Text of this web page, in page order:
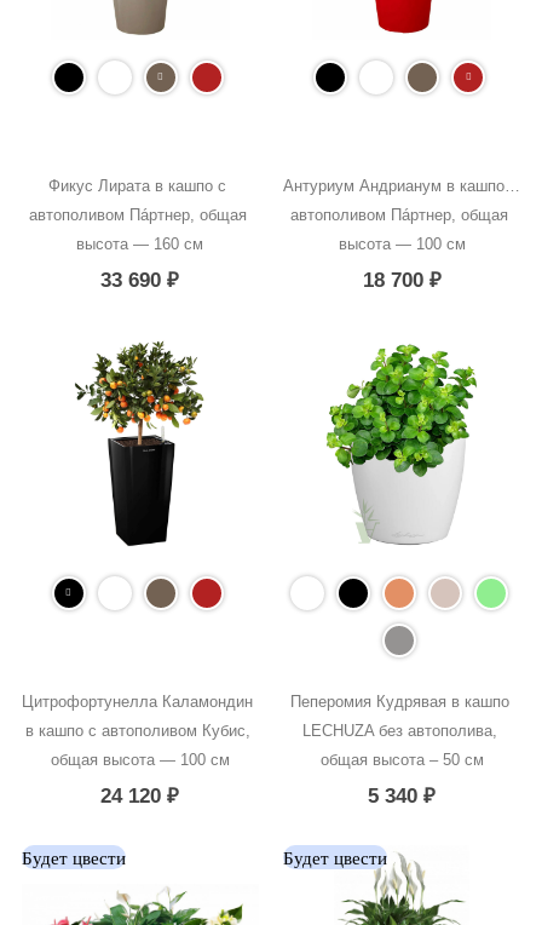
Фикус Лирата в кашпо с
автополивом Пáртнер, общая
высота — 160 см
33 690₽
Антуриум Андрианум в кашпо с
автополивом Пáртнер, общая
высота — 100 см
18 700 ₽
Цитрофортунелла Каламондин
в кашпо с автополивом Кубис,
общая высота — 100 см
24 120₽
Пеперомия Кудрявая в кашпо
LECHUZA без автополива,
общая высота – 50 см
5 340₽
Будет цвести Будет цвести